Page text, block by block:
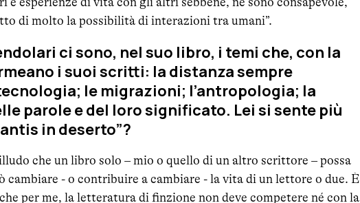
di molto la possibilità di interazioni tra umani”.
ci sono, nel suo libro, i temi che, con la
i suoi scritti: la distanza sempre
le migrazioni; l’antropologia; la
parole e del loro significato. Lei si sente più
in deserto”?
illudo che un libro solo – mio o quello di un altro scrittore – possa
cambiare - o contribuire a cambiare - la vita di un lettore o due. È
per me, la letteratura di finzione non deve competere né con la